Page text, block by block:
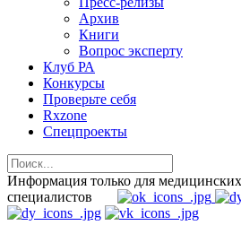
Архив
Книги
Вопрос эксперту
Клуб РА
Конкурсы
Проверьте себя
Rxzone
Спецпроекты
Информация только для
специалистов